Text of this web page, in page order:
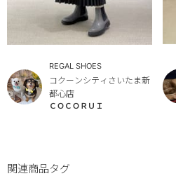
REGAL SHOES
コクーンシティさいたま新
都心店
ＣＯＣＯＲＵＩ
関連商品タグ